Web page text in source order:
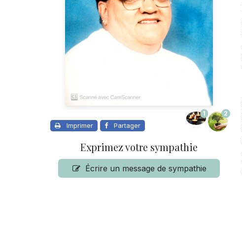
Imprimer Partager
1 2
Exprimez votre sympathie
Écrire un message de sympathie